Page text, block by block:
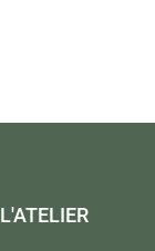
L'ATELIER